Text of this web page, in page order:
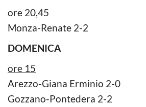
ore 20,45
Monza-Renate 2-2
DOMENICA
ore 15
Arezzo-Giana Erminio 2-0
Gozzano-Pontedera 2-2